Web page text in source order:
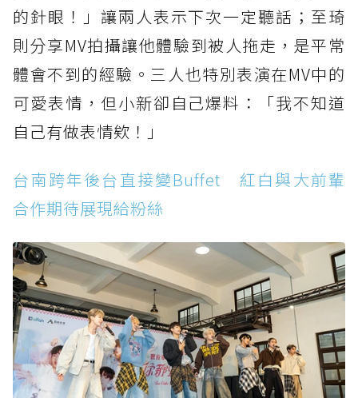
的針眼！」讓兩人表示下次一定聽話；至琦
則分享MV拍攝讓他體驗到被人拖走，是平常
體會不到的經驗。三人也特別表演在MV中的
可愛表情，但小新卻自己爆料：「我不知道
自己有做表情欸！」
台南跨年後台直接變Buffet 紅白與大前輩
合作期待展現給粉絲